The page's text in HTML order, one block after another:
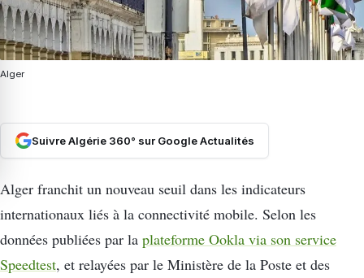
Alger
Suivre Algérie 360° sur Google Actualités
Alger franchit un nouveau seuil dans les indicateurs
internationaux liés à la connectivité mobile. Selon les
données publiées par la plateforme Ookla via son service
Speedtest, et relayées par le Ministère de la Poste et des